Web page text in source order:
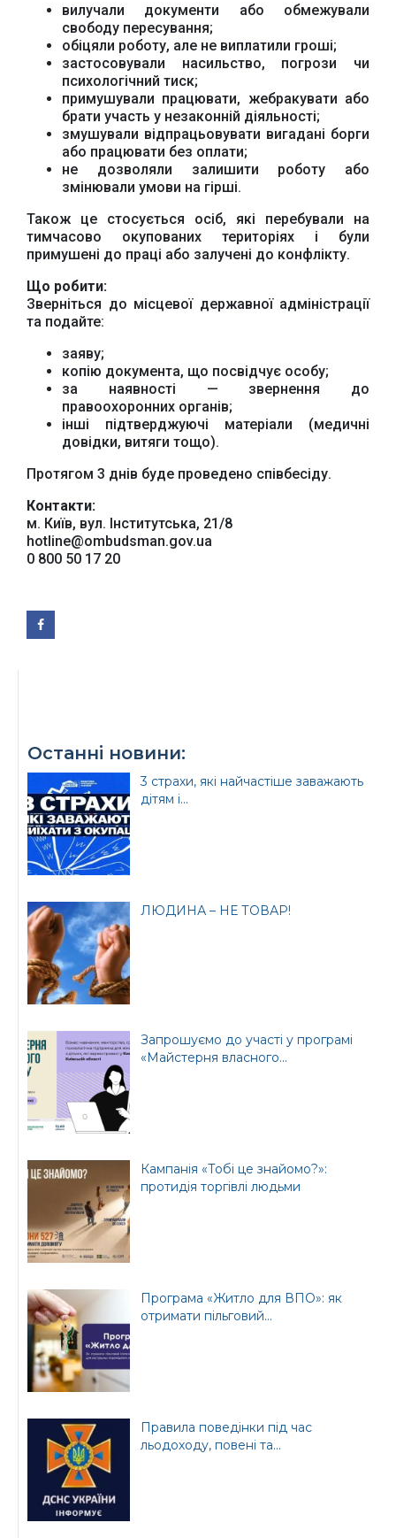
вилучали документи або обмежували
свободу пересування;
обіцяли роботу, але не виплатили гроші;
застосовували насильство, погрози чи
психологічний тиск;
примушували працювати, жебракувати або
брати участь у незаконній діяльності;
змушували відпрацьовувати вигадані борги
або працювати без оплати;
не дозволяли залишити роботу або
змінювали умови на гірші.
Також це стосується осіб, які перебували на
тимчасово окупованих територіях і були
примушені до праці або залучені до конфлікту.
Що робити:
Зверніться до місцевої державної адміністрації
та подайте:
заяву;
копію документа, що посвідчує особу;
за наявності — звернення до
правоохоронних органів;
інші підтверджуючі матеріали (медичні
довідки, витяги тощо).
Протягом 3 днів буде проведено співбесіду.
Контакти:
м. Київ, вул. Інститутська, 21/8
hotline@ombudsman.gov.ua
0 800 50 17 20
Останні новини:
3 страхи, які найчастіше заважають
дітям і...
ЛЮДИНА – НЕ ТОВАР!
Запрошуємо до участі у програмі
«Майстерня власного...
Кампанія «Тобі це знайомо?»:
протидія торгівлі людьми
Програма «Житло для ВПО»: як
отримати пільговий...
Правила поведінки під час
льодоходу, повені та...
Верховної Ради
України
Офіційне інтернет-
представництво
Президента України
Урядовий портал